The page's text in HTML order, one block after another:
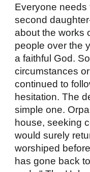
Everyone needs
second
about the works
people over the
a faithful God.
circumstances
continued to
hesitation. The
simple one.
house, seeking
would surely
worshiped
has gone back